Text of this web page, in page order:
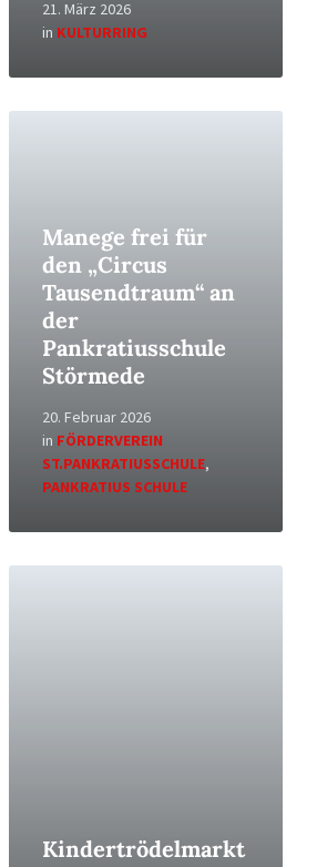
21. März 2026
in KULTURRING
Manege frei für
den „Circus
Tausendtraum“ an
der
Pankratiusschule
Störmede
20. Februar 2026
in FÖRDERVEREIN
ST.PANKRATIUSSCHULE,
PANKRATIUS SCHULE
Kindertrödelmarkt